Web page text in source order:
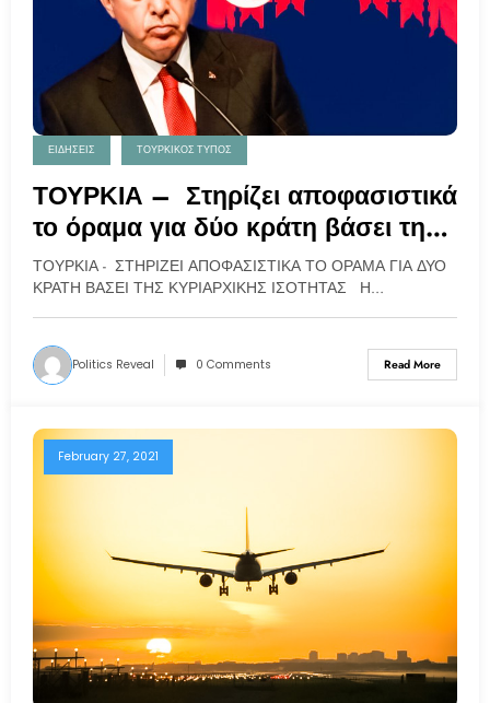
ΕΙΔΗΣΕΙΣ ΤΟΥΡΚΙΚΟΣ ΤΥΠΟΣ
ΤΟΥΡΚΙΑ – Στηρίζει αποφασιστικά
το όραμα για δύο κράτη βάσει της
κυριαρχικής ισότητας
ΤΟΥΡΚΙΑ - ΣΤΗΡΙΖΕΙ ΑΠΟΦΑΣΙΣΤΙΚΑ ΤΟ ΟΡΑΜΑ ΓΙΑ ΔΥΟ
ΚΡΑΤΗ ΒΑΣΕΙ ΤΗΣ ΚΥΡΙΑΡΧΙΚΗΣ ΙΣΟΤΗΤΑΣ Η…
Politics Reveal 0 Comments Read More
February 27, 2021